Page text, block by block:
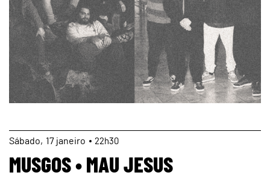
page
17 janeiro
Sábado 22h30
MUSGOS • MAU JESUS